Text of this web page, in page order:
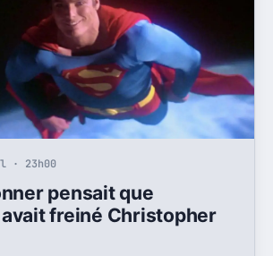
· 23h00
pensait que
freiné Christopher